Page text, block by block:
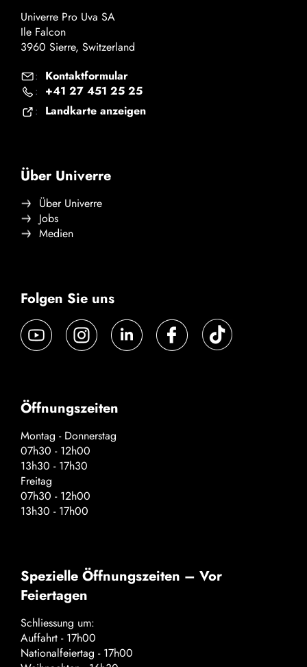
Univerre Pro Uva SA
Ile Falcon
3960 Sierre, Switzerland
: Kontaktformular
: +41 27 451 25 25
: Landkarte anzeigen
Über Univerre
Über Univerre
Jobs
Medien
Folgen Sie uns
Öffnungszeiten
Montag - Donnerstag
07h30 - 12h00
13h30 - 17h30
Freitag
07h30 - 12h00
13h30 - 17h00
Spezielle Öffnungszeiten – Vor
Feiertagen
Schliessung um:
Auffahrt - 17h00
Nationalfeiertag - 17h00